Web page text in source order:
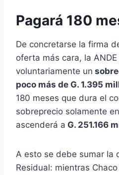
Pagará 180
De concretarse la firma
oferta más cara, la
voluntariamente un
poco más de G. 1.395
180 meses que dura el
sobreprecio solamente
ascenderá a G. 251.166
A esto se debe sumar la
Residual: mientras